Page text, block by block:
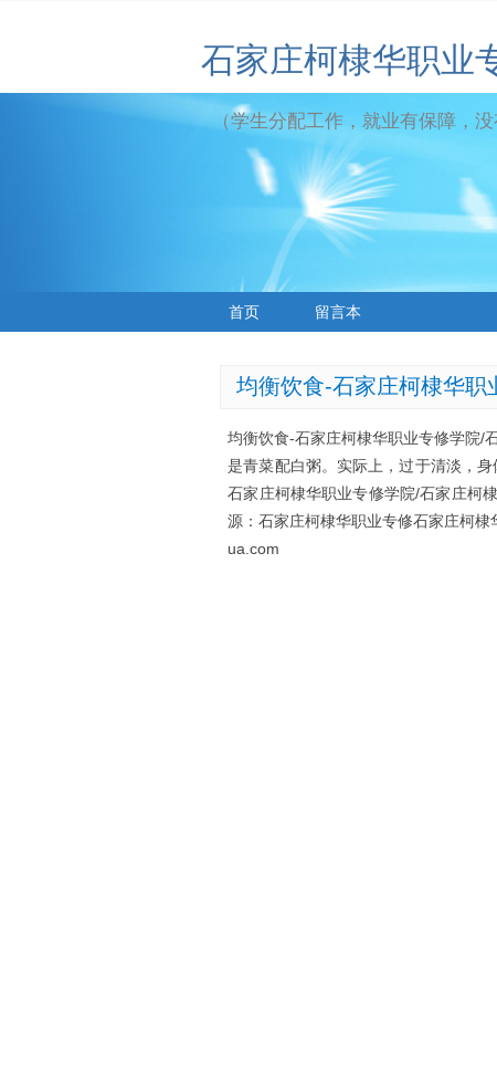
石家庄柯棣华职业
（学生分配工作，就业有保障，
首页 留言本
均衡饮食-石家庄柯棣华职
均衡饮食-石家庄柯棣华职业专修学院/
是青菜配白粥。实际上，过于清淡，
石家庄柯棣华职业专修学院/石家庄柯
源：石家庄柯棣华职业专修石家庄柯
ua.com